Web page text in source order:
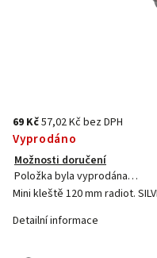
69 Kč57,02 Kč bez DPH
Vyprodáno
Možnosti doručení
Položka byla vyprodána…
Mini kleště 120 mm radiot.
Detailní informace